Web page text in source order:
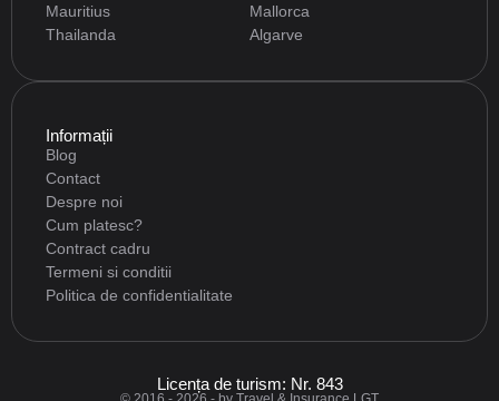
Mauritius
Mallorca
Thailanda
Algarve
Informații
Blog
Contact
Despre noi
Cum platesc?
Contract cadru
Termeni si conditii
Politica de confidentialitate
Licența de turism: Nr. 843